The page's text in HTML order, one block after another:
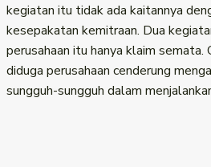
kegiatan itu tidak ada kaitannya
kesepakatan kemitraan. Dua
perusahaan itu hanya klaim
diduga perusahaan cenderung
sungguh-sungguh dalam